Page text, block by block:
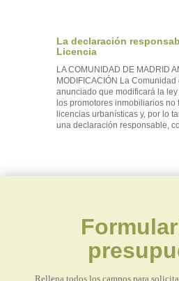
La declaración
Licencia
LA COMUNIDAD DE MADRID
MODIFICACIÓN La
anunciado que modificará la
los promotores inmobiliarios no
licencias urbanísticas y, por lo
una declaración responsable,
Rellena todos los campos para